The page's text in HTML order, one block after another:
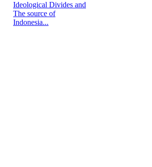
Ideological Divides and
The source of
Indonesia...